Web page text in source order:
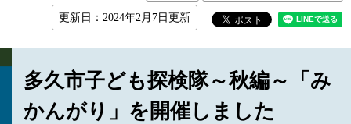
更新日：2024年2月7日更新
多久市子ども探検隊～秋編～「み
かんがり」を開催しました